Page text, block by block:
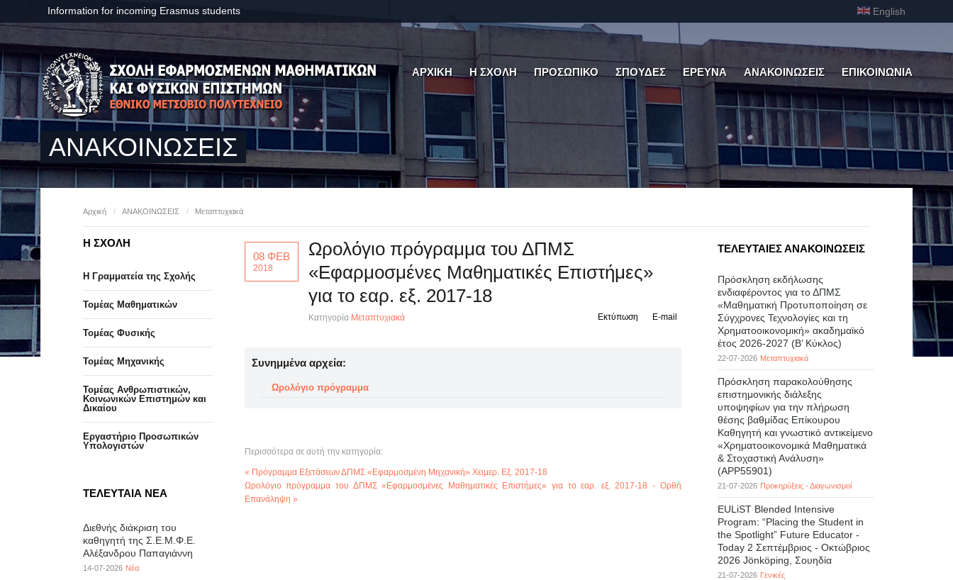
Information for incoming Erasmus students English
ΑΡΧΙΚΗ Η ΣΧΟΛΗ ΠΡΟΣΩΠΙΚΟ ΣΠΟΥΔΕΣ ΕΡΕΥΝΑ ΑΝΑΚΟΙΝΩΣΕΙΣ ΕΠΙΚΟΙΝΩΝΙΑ
ΑΝΑΚΟΙΝΩΣΕΙΣ
Αρχική / ΑΝΑΚΟΙΝΩΣΕΙΣ / Μεταπτυχιακά
08 ΦΕΒ
2018
Ωρολόγιο πρόγραμμα του ΔΠΜΣ
«Εφαρμοσμένες Μαθηματικές Επιστήμες»
για το εαρ. εξ. 2017-18
Κατηγορία Μεταπτυχιακά E-mail
Εκτύπωση
Συνημμένα αρχεία:
Ωρολόγιο πρόγραμμα
Περισσότερα σε αυτή την κατηγορία:
« Πρόγραμμα Εξετάσεων ΔΠΜΣ «Εφαρμοσμένη Μηχανική» Χειμερ. Εξ. 2017-18
Ωρολόγιο πρόγραμμα του ΔΠΜΣ «Εφαρμοσμένες Μαθηματικές Επιστήμες» για το εαρ. εξ. 2017-18 - Ορθή
Επανάληψη »
Η ΣΧΟΛΗ
Η Γραμματεία της Σχολής
Τομέας Μαθηματικών
Τομέας Φυσικής
Τομέας Μηχανικής
Τομέας Ανθρωπιστικών,
Κοινωνικών Επιστημών και
Δικαίου
Eργαστήριo Προσωπικών
Υπολογιστών
ΤΕΛΕΥΤΑΙΑ ΝΕΑ
Διεθνής διάκριση του
καθηγητή της Σ.Ε.Μ.Φ.Ε.
Αλέξανδρου Παπαγιάννη
14-07-2026 Νέα
ΤΕΛΕΥΤΑΙΕΣ ΑΝΑΚΟΙΝΩΣΕΙΣ
Πρόσκληση εκδήλωσης
ενδιαφέροντος για το ΔΠΜΣ
«Μαθηματική Προτυποποίηση σε
Σύγχρονες Τεχνολογίες και τη
Χρηματοοικονομική» ακαδημαϊκό
έτος 2026-2027 (B’ Kύκλος)
22-07-2026 Μεταπτυχιακά
Πρόσκληση παρακολούθησης
επιστημονικής διάλεξης
υποψηφίων για την πλήρωση
θέσης βαθμίδας Επίκουρου
Καθηγητή και γνωστικό αντικείμενο
«Χρηματοοικονομικά Μαθηματικά
& Στοχαστική Ανάλυση»
(APP55901)
21-07-2026 Προκηρύξεις - Διαγωνισμοί
EULiST Blended Intensive
Program: “Placing the Student in
the Spotlight” Future Educator -
Today 2 Σεπτέμβριος - Οκτώβριος
2026 Jönköping, Σουηδία
21-07-2026 Γενικές